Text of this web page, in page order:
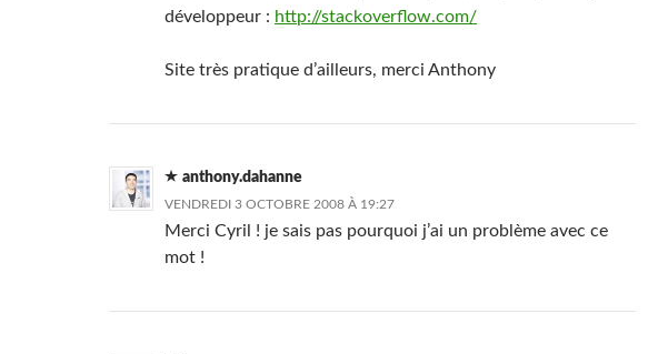
développeur : http://stackoverflow.com/
Site très pratique d’ailleurs, merci Anthony
anthony.dahanne
VENDREDI 3 OCTOBRE 2008 À 19:27
Merci Cyril ! je sais pas pourquoi j’ai un problème avec ce
mot !